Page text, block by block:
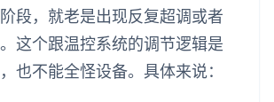
段，就老是出现反复超调或者
这个跟温控系统的调节逻辑是
也不能全怪设备。具体来说：